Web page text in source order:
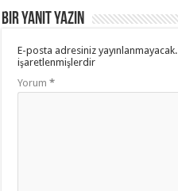
Bir yanıt yazın
E-posta adresiniz yayınlanmayacak.
işaretlenmişlerdir
Yorum*